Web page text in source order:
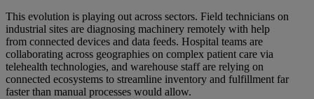
This evolution is playing out across sectors. Field technicians on
industrial sites are diagnosing machinery remotely with help
from connected devices and data feeds. Hospital teams are
collaborating across geographies on complex patient care via
telehealth technologies, and warehouse staff are relying on
connected ecosystems to streamline inventory and fulfillment far
faster than manual processes would allow.